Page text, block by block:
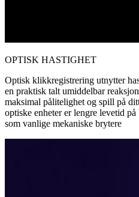
OPTISK HASTIGHET
Optisk klikkregistrering utnytter
en praktisk talt umiddelbar
maksimal pålitelighet og spill på
optiske enheter er lengre levetid
som vanlige mekaniske brytere